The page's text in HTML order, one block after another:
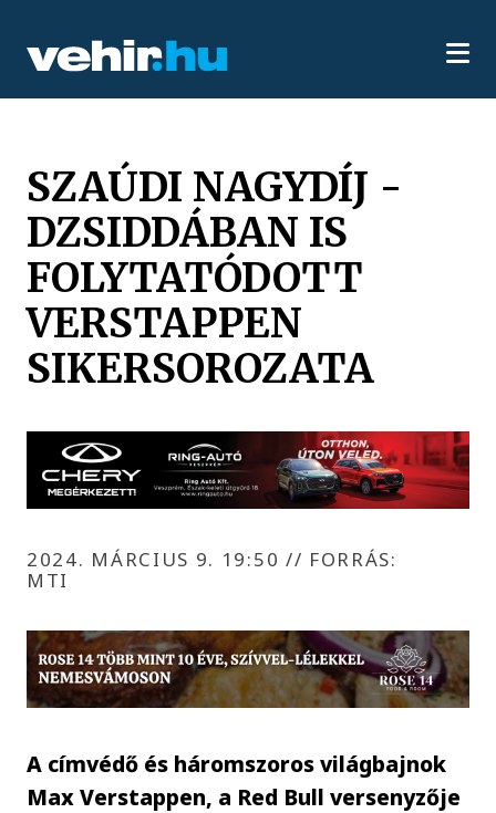
SZAÚDI NAGYDÍJ -
DZSIDDÁBAN IS
FOLYTATÓDOTT
VERSTAPPEN
SIKERSOROZATA
2024. MÁRCIUS 9. 19:50 // FORRÁS:
MTI
A címvédő és háromszoros világbajnok
Max Verstappen, a Red Bull versenyzője